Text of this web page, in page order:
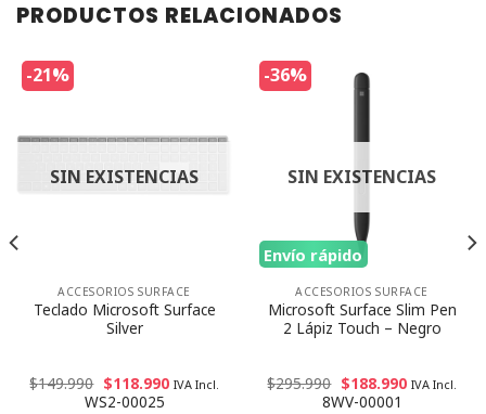
PRODUCTOS RELACIONADOS
-21%
SIN EXISTENCIAS
ACCESORIOS SURFACE
Teclado Microsoft Surface
Silver
$149.990 $118.990 IVA Incl.
WS2-00025
-36%
Envío rápido
SIN EXISTENCIAS
ACCESORIOS SURFACE
Microsoft Surface Slim Pen
2 Lápiz Touch – Negro
$295.990 $188.990 IVA Incl.
8WV-00001